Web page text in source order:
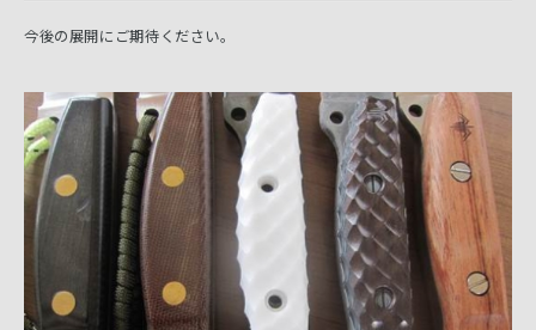
今後の展開にご期待ください。